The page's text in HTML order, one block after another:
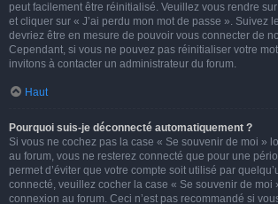
peut facilement être réinitialisé. Veuillez vous rendre
et cliquer sur « J’ai perdu mon mot de passe ». Suivez
devriez être en mesure de pouvoir vous connecter de
Cependant, si vous ne pouvez pas réinitialiser votre
invitons à contacter un administrateur du forum.
Haut
Pourquoi suis-je déconnecté automatiquement ?
Si vous ne cochez pas la case « Se souvenir de moi »
au forum, vous ne resterez connecté que pour une
permet d’éviter que votre compte soit utilisé par
connecté, veuillez cocher la case « Se souvenir de moi
connexion au forum. Ceci n’est pas recommandé si